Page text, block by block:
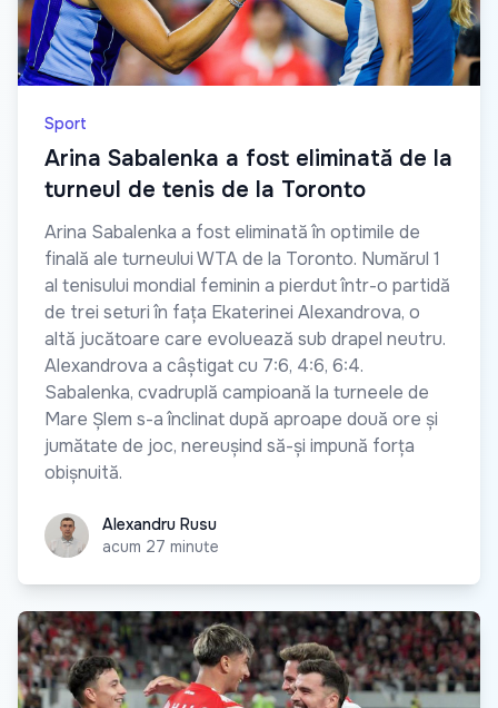
Sport
Arina Sabalenka a fost eliminată de la
turneul de tenis de la Toronto
Arina Sabalenka a fost eliminată în optimile de
finală ale turneului WTA de la Toronto. Numărul 1
al tenisului mondial feminin a pierdut într-o partidă
de trei seturi în fața Ekaterinei Alexandrova, o
altă jucătoare care evoluează sub drapel neutru.
Alexandrova a câștigat cu 7:6, 4:6, 6:4.
Sabalenka, cvadruplă campioană la turneele de
Mare Șlem s-a înclinat după aproape două ore și
jumătate de joc, nereușind să-și impună forța
obișnuită.
Alexandru Rusu
Alexandru Rusu
acum 27 minute